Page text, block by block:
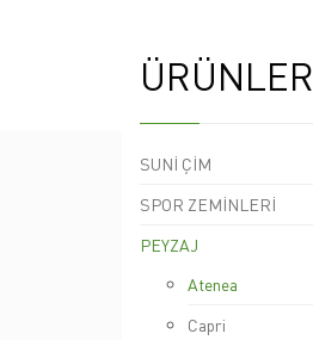
ÜRÜNLER
SUNİ ÇİM
SPOR ZEMİNLERİ
PEYZAJ
Atenea
Capri